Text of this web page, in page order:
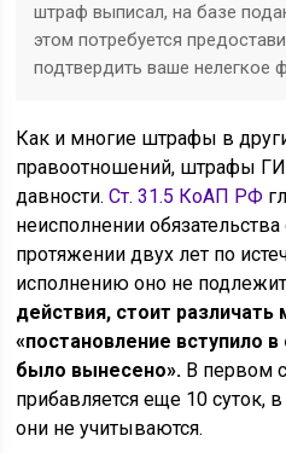
штраф выписал, на базе
этом потребуется
подтвердить ваше нелегкое
Как и многие штрафы в
правоотношений, штрафы
давности.Ст. 31.5 КоАП РФ
неисполнении
протяжении двух лет по
исполнению оно не
действия, стоит
«постановление вступило
было вынесено». В первом
прибавляется еще 10 суток,
они не учитываются.